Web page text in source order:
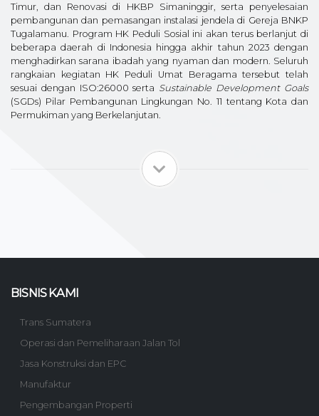
Timur, dan Renovasi di HKBP Simaninggir, serta penyelesaian
pembangunan dan pemasangan instalasi jendela di Gereja BNKP
Tugalamanu. Program HK Peduli Sosial ini akan terus berlanjut di
beberapa daerah di Indonesia hingga akhir tahun 2023 dengan
menghadirkan sarana ibadah yang nyaman dan modern. Seluruh
rangkaian kegiatan HK Peduli Umat Beragama tersebut telah
sesuai dengan ISO:26000 serta Sustainable Development Goals
(SGDs) Pilar Pembangunan Lingkungan No. 11 tentang Kota dan
Permukiman yang Berkelanjutan.
BISNIS KAMI
Trans Sumatera
Operasi dan Pemeliharaan Jalan Tol
Jasa Konstruksi dan EPC
Manufaktur
Pengembangan Properti